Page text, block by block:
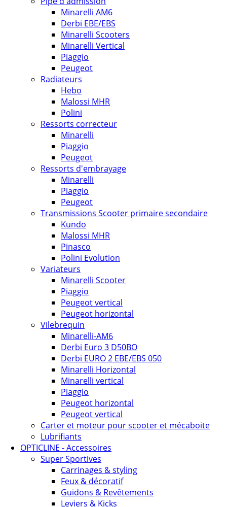
Minarelli AM6
Derbi EBE/EBS
Minarelli Scooters
Minarelli Vertical
Piaggio
Peugeot
Radiateurs
Hebo
Malossi MHR
Polini
Ressorts correcteur
Minarelli
Piaggio
Peugeot
Ressorts d'embrayage
Minarelli
Piaggio
Peugeot
Transmissions Scooter primaire secondaire
Kundo
Malossi MHR
Pinasco
Polini Evolution
Variateurs
Minarelli Scooter
Piaggio
Peugeot vertical
Peugeot horizontal
Vilebrequin
Minarelli-AM6
Derbi Euro 3 D50BO
Derbi EURO 2 EBE/EBS 050
Minarelli Horizontal
Minarelli vertical
Piaggio
Peugeot horizontal
Peugeot vertical
Carter et moteur pour scooter et mécaboite
Lubrifiants
OPTICLINE - Accessoires
Super Sportives
Carrinages & styling
Feux & décoratif
Guidons & Revêtements
Leviers & Kicks